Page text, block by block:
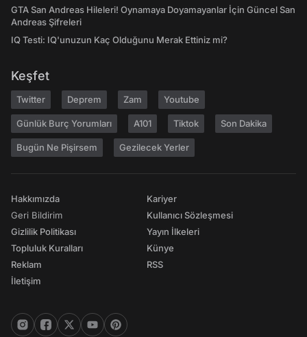
GTA San Andreas Hileleri! Oynamaya Doyamayanlar İçin Güncel San
Andreas Şifreleri
IQ Testi: IQ'unuzun Kaç Olduğunu Merak Ettiniz mi?
Keşfet
Twitter Deprem Zam Youtube
Günlük Burç Yorumları A101 Tiktok Son Dakika
Bugün Ne Pişirsem Gezilecek Yerler
Hakkımızda
Geri Bildirim
Gizlilik Politikası
Topluluk Kuralları
Reklam
İletişim
Kariyer
Kullanıcı Sözleşmesi
Yayın İlkeleri
Künye
RSS